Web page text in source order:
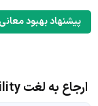
پیشنهاد بهبود معانی
ارجاع به لغت recognizability